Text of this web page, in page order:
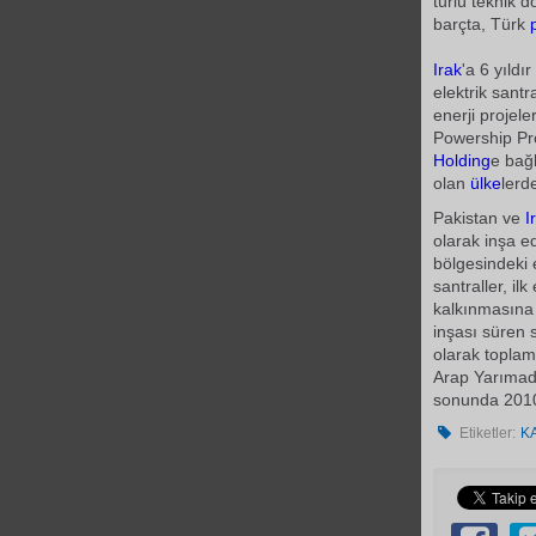
barçta, Türk
Irak'a 6
elektrik
enerji
Powership
Holdinge
olan ülke
Pakistan ve
olarak inşa
bölgesindeki
santraller, ilk
inşası süren
olarak
Arap
sonunda
Etiketler: